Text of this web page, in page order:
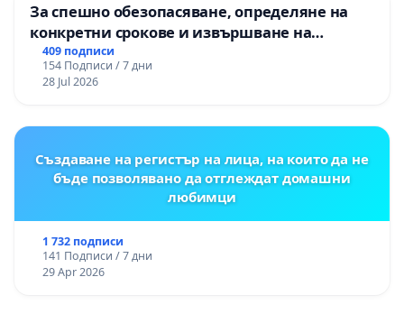
За спешно обезопасяване, определяне на
конкретни срокове и извършване на
цялостна рехабилитация на
републиканския път между пътен възел АМ
„Тракия“ - гр. Ихтиман - с. Мирово - к.к.
409 подписи
154 Подписи / 7 дни
28 Jul 2026
Създаване на регистър на лица, на които да не
бъде позволявано да отглеждат домашни
любимци
1 732 подписи
141 Подписи / 7 дни
29 Apr 2026